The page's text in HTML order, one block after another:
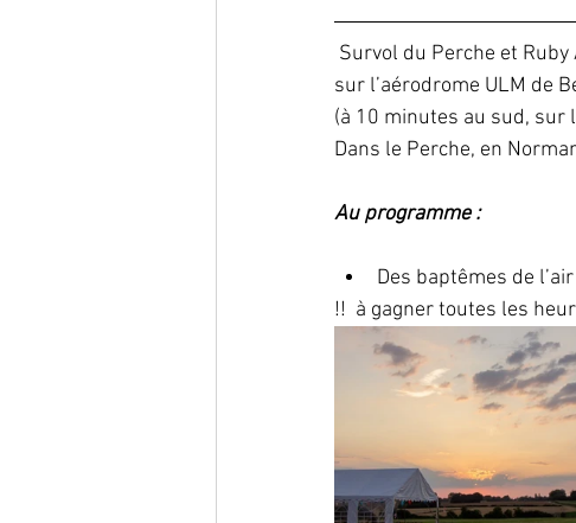
Survol du Perche et
sur l’aérodrome ULM de
(à 10 minutes au sud, sur
Dans le Perche, en
Au programme :
Des baptêmes de
​!!  à gagner toutes les